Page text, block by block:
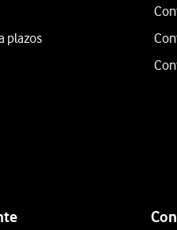
plazos